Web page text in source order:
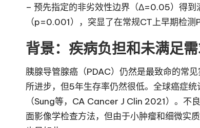
– 预先指定的非劣效性边界（Δ=0.05）得
（p=0.001），突显了在常规CT上早期检测
背景：疾病负担和未满足
胰腺导管腺癌（PDAC）仍然是最致命的常
所进步，但5年生存率仍然很低。全球癌症
（Sung等，CA Cancer J Clin 2021）。不
面影像学检查方法，但由于小肿瘤和细微实